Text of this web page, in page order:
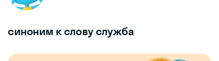
синоним к слову служба